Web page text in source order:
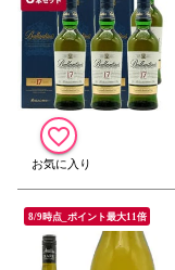
8/9時点_ポイント最大11倍